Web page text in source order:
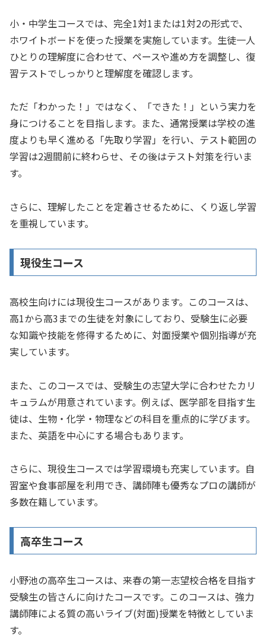
小・中学生コースでは、完全1対1または1対2の形式で、
ホワイトボードを使った授業を実施しています。生徒一人
ひとりの理解度に合わせて、ペースや進め方を調整し、復
習テストでしっかりと理解度を確認します。
ただ「わかった！」ではなく、「できた！」という実力を
身につけることを目指します。また、通常授業は学校の進
度よりも早く進める「先取り学習」を行い、テスト範囲の
学習は2週間前に終わらせ、その後はテスト対策を行いま
す。
さらに、理解したことを定着させるために、くり返し学習
を重視しています。
現役生コース
高校生向けには現役生コースがあります。このコースは、
高1から高3までの生徒を対象にしており、受験生に必要
な知識や技能を修得するために、対面授業や個別指導が充
実しています。
また、このコースでは、受験生の志望大学に合わせたカリ
キュラムが用意されています。例えば、医学部を目指す生
徒は、生物・化学・物理などの科目を重点的に学びます。
また、英語を中心にする場合もあります。
さらに、現役生コースでは学習環境も充実しています。自
習室や食事部屋を利用でき、講師陣も優秀なプロの講師が
多数在籍しています。
高卒生コース
小野池の高卒生コースは、来春の第一志望校合格を目指す
受験生の皆さんに向けたコースです。このコースは、強力
講師陣による質の高いライブ(対面)授業を特徴としていま
す。